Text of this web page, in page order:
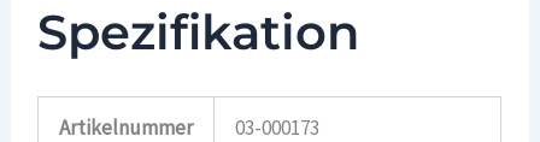
Spezifikation
Artikelnummer 03-000173